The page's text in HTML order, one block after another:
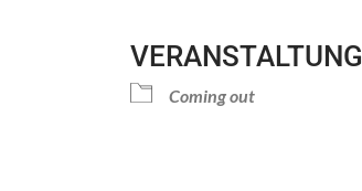
Google Kalender iCalendar
Coming out